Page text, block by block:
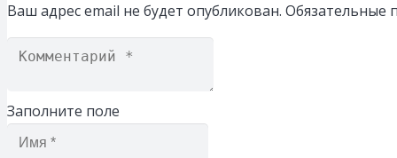
Ваш адрес email не будет опубликован. Обязательные
Заполните поле